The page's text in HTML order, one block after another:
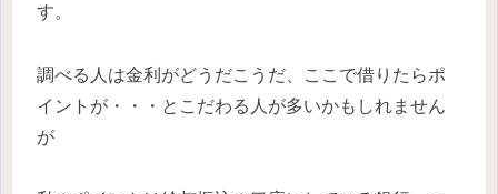
す。
調べる人は金利がどうだこうだ、ここで借りたらポ
イントが・・・とこだわる人が多いかもしれません
が